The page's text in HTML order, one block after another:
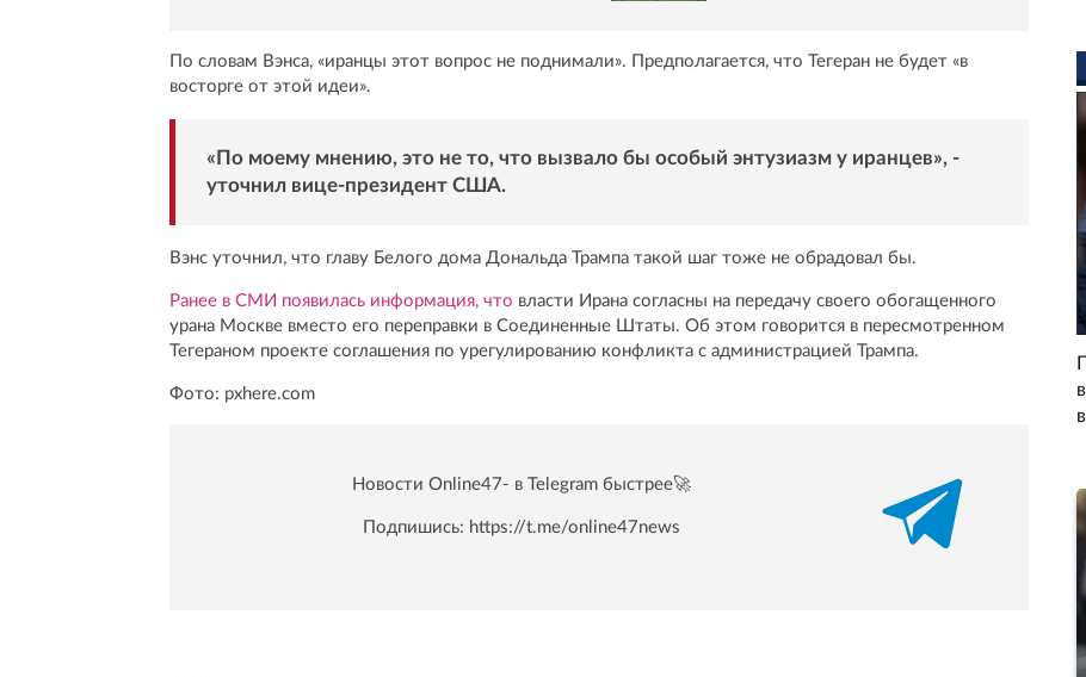
По словам Вэнса, «иранцы этот вопрос не поднимали». Предполагается, что Тегеран не будет «в
восторге от этой идеи».
«По моему мнению, это не то, что вызвало бы особый энтузиазм у иранцев», -
уточнил вице-президент США.
Вэнс уточнил, что главу Белого дома Дональда Трампа такой шаг тоже не обрадовал бы.
Ранее в СМИ появилась информация, что власти Ирана согласны на передачу своего обогащенного
урана Москве вместо его переправки в Соединенные Штаты. Об этом говорится в пересмотренном
Тегераном проекте соглашения по урегулированию конфликта с администрацией Трампа.
Фото: pxhere.com
Новости Online47- в Telegram быстрее🚀
Подпишись: https://t.me/online47news